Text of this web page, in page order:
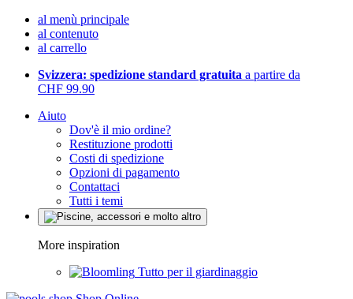
al menù principale
al contenuto
al carrello
Svizzera: spedizione standard gratuita a partire da
CHF 99.90
Aiuto
Dov'è il mio ordine?
Restituzione prodotti
Costi di spedizione
Opzioni di pagamento
Contattaci
Tutti i temi
More inspiration
Tutto per il giardinaggio